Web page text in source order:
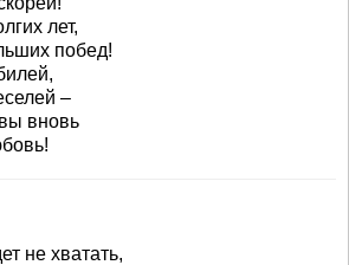
лет,
побед!
–
вновь
не хватать,